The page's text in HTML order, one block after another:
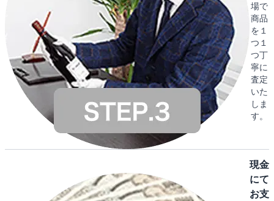
場で
商品
を１
つ１
つ丁
寧に
査定
いた
しま
す。
現金
にて
お支